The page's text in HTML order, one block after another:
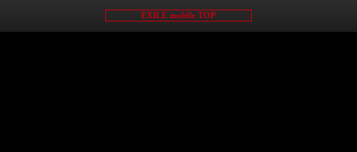
EXILE mobile TOP